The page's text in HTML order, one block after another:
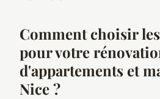
Comment choisir
pour votre
d'appartements et
Nice ?